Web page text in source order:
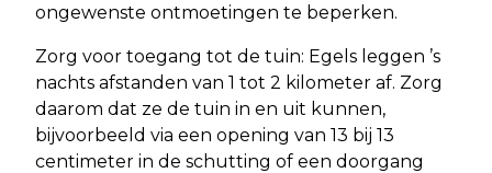
ongewenste ontmoetingen te beperken.
Zorg voor toegang tot de tuin: Egels leggen ’s
nachts afstanden van 1 tot 2 kilometer af. Zorg
daarom dat ze de tuin in en uit kunnen,
bijvoorbeeld via een opening van 13 bij 13
centimeter in de schutting of een doorgang